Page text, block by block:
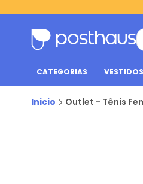
CATEGORIAS VESTIDOS
Inicio Outlet - Tênis